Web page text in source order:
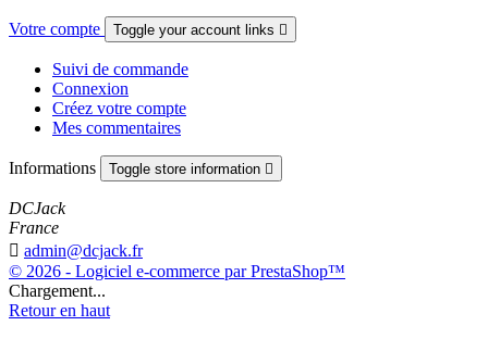
Votre compte Toggle your account links 
Suivi de commande
Connexion
Créez votre compte
Mes commentaires
Informations Toggle store information 
DCJack
France
 admin@dcjack.fr
© 2026 - Logiciel e-commerce par PrestaShop™
Chargement...
Retour en haut